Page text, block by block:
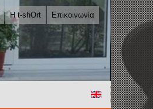
Η t-shOrt Επικοινωνία